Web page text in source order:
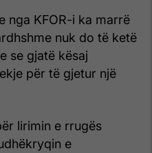
nga KFOR-i ka marrë
nuk do të ketë
se gjatë kësaj
për të gjetur një
lirimin e rrugës
e